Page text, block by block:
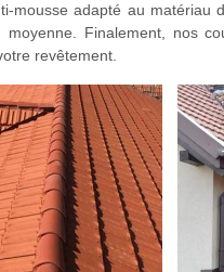
mousse adapté au matériau
Finalement, nos
revêtement.